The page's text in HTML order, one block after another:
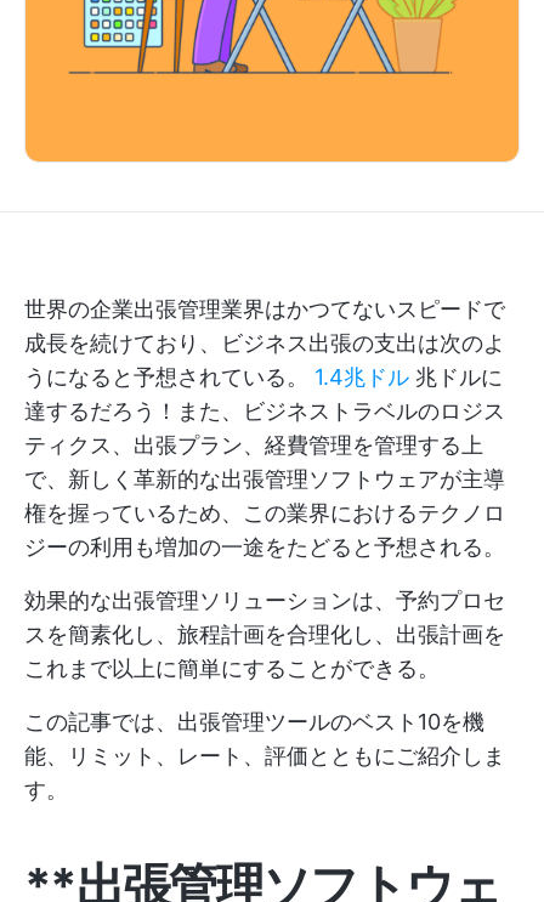
世界の企業出張管理業界はかつてないスピードで
成長を続けており、ビジネス出張の支出は次のよ
うになると予想されている。 1.4兆ドル 兆ドルに
達するだろう！また、ビジネストラベルのロジス
ティクス、出張プラン、経費管理を管理する上
で、新しく革新的な出張管理ソフトウェアが主導
権を握っているため、この業界におけるテクノロ
ジーの利用も増加の一途をたどると予想される。
効果的な出張管理ソリューションは、予約プロセ
スを簡素化し、旅程計画を合理化し、出張計画を
これまで以上に簡単にすることができる。
この記事では、出張管理ツールのベスト10を機
能、リミット、レート、評価とともにご紹介しま
す。
**出張管理ソフトウェ